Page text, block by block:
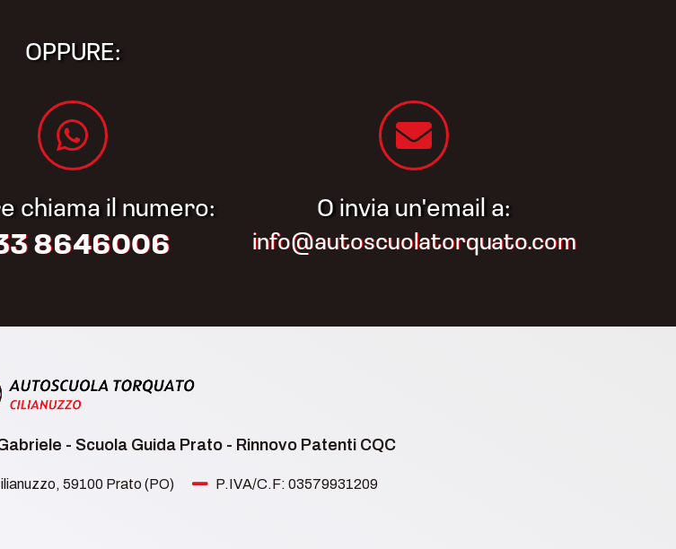
OPPURE:
chiama il numero:
8646006
O invia un'email a:
info@autoscuolatorquato.com
- Scuola Guida Prato - Rinnovo Patenti CQC
59100 Prato (PO) P.IVA/C.F: 03579931209